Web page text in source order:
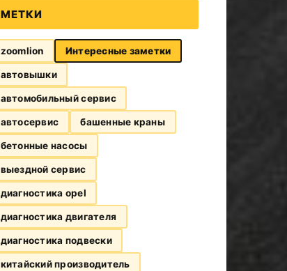
МЕТКИ
zoomlion Интересные заметки
автовышки
автомобильный сервис
автосервис башенные краны
бетонные насосы
выездной сервис
диагностика opel
диагностика двигателя
диагностика подвески
китайский производитель